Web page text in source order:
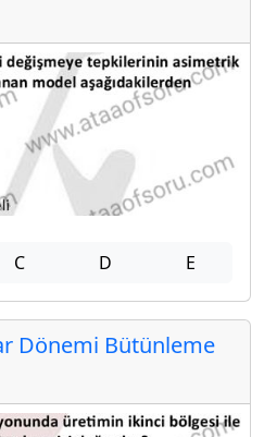
C D E
Dönemi Bütünleme